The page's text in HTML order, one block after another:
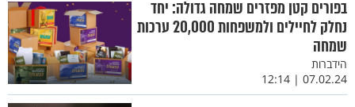
בפורים קטן מפזרים שמחה גדולה: יחד
נחלק לחיילים ולמשפחות 20,000 ערכות
שמחה
הידברות
07.02.24 | 12:14